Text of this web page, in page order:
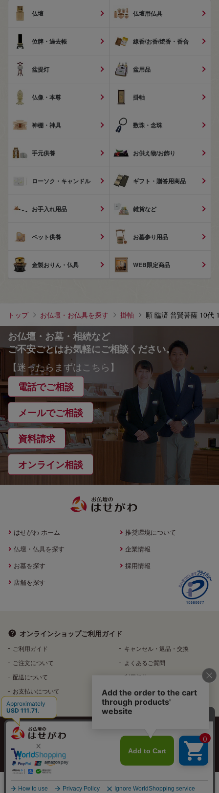
カートに入れる 店舗在庫
仏壇 仏壇用仏具
位牌・過去帳 線香/お香/焼香・香合
盆提灯 盆用品
仏像・本尊 掛軸
神棚・神具 数珠・念珠
手元供養 お供え物/お飾り
ローソク・キャンドル ギフト・贈答用商品
お手入れ用品 雑貨など
ペット供養 お墓参り用品
金製おりん・仏具 WEB限定商品
トップ お仏壇・お仏具を探す 掛軸 願 臨済 普賢菩薩 10代
お仏壇・お墓・相続など
ご不安ごとはお気軽にご相談ください。
【迷ったらまずはこちら】
電話でご相談
メールでご相談
資料請求
オンライン相談
はせがわ ホーム
仏壇・仏具を探す
お墓を探す
店舗を探す
推奨環境について
企業情報
採用情報
オンラインショップご利用ガイド
ご利用ガイド
ご注文について
配送について
お支払いについて
キャンセル・返品・交換
よくあるご質問
利用規約
特定商取引法に基づく表記
個人情報保護方針
特定個人情報などの適正な取扱いに関する基本方針
反社会的勢力排除へ向けた基本方針
Copyright©️ HASEGAWA Co.Ltd. All rights reserved.